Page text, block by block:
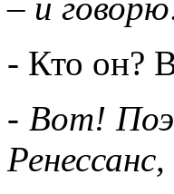
- Кто он?
- Вот!